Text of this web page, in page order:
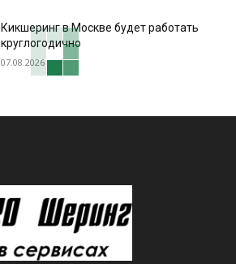
Кикшеринг в Москве будет работать
круглогодично
07.08.2026